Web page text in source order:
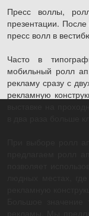
Пресс воллы,
презентации.
пресс волл в
Часто в
мобильный ролл
рекламу сразу с
рекламную